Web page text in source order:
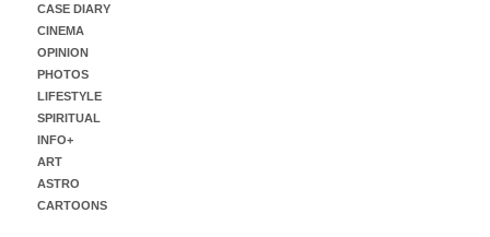
CASE DIARY
CINEMA
OPINION
PHOTOS
LIFESTYLE
SPIRITUAL
INFO+
ART
ASTRO
CARTOONS